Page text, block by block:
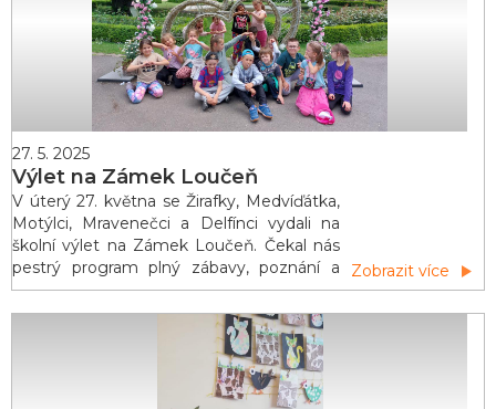
27. 5. 2025
Výlet na Zámek Loučeň
V úterý 27. května se Žirafky, Medvíďátka,
Motýlci, Mravenečci a Delfínci vydali na
školní výlet na Zámek Loučeň. Čekal nás
pestrý program plný zábavy, poznání a
pohádkových dobrodružství. Výlet začal
dětskou prohlídkou zámku, kde se nás
ujala kněžna Marie a princezna Karolína.
Děti se přenesly do časů dávno minulých
a poznávaly, jak se na zámku žilo.
Dozvěděly se, co obn&aacu
Zobrazit více